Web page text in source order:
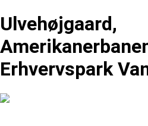
Ulvehøjgaard,
Erhvervspark